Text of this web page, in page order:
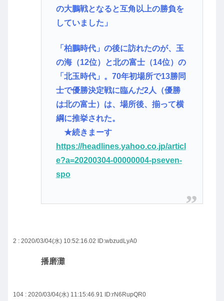
の大鵬戦となると互角以上の勝負を
していました」
「柏鵬時代」の後に訪れたのが、玉
の海（12位）と北の富士（14位）の
「北玉時代」。70年初場所で13勝同
士で優勝決定戦に臨んだ2人（優勝
は北の富士）は、場所後、揃って横
綱に推挙された。
★続きまーす
https://headlines.yahoo.co.jp/articl
e?a=20200304-00000004-pseven-
spo
2 : 2020/03/04(水) 10:52:16.02 ID:wbzudLyA0
播磨灘
104 : 2020/03/04(水) 11:15:46.91 ID:rN6RupQR0